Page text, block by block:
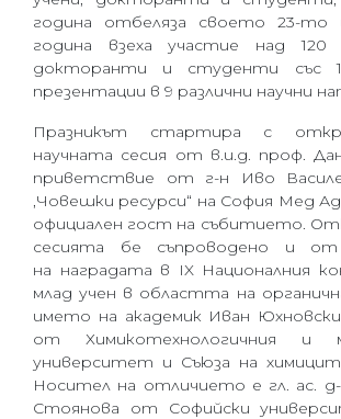
година отбеляза своето 23-то
година взеха участие над 120
докторанти и студенти със
презентации в 9 различни научни
Празникът стартира с
научната сесия от в.и.д. проф.
приветствие от г-н Иво
‚Човешки ресурси“ на София Мед
официален гост на събитието.
сесията бе съпроводено и от
на наградата в
IXНационалния
млад учен в областта на
името на академик Иван
от Химикотехнологичния и
университет и Съюза на
Носител на отличието е гл. ас.
Стоянова от Софийски